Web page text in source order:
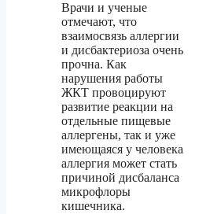
Врачи и ученые
отмечают, что
взаимосвязь аллергии
и дисбактериоза очень
прочна. Как
нарушения работы
ЖКТ провоцируют
развитие реакции на
отдельные пищевые
аллергены, так и уже
имеющаяся у человека
аллергия может стать
причиной дисбаланса
микрофлоры
кишечника.